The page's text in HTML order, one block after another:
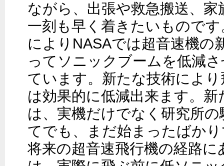
ながら、出張や救急搬送、
一刻も早く着きたいもので
によりNASAでは超音速機の
ってソニックブームを低減
ています。新たな技術によ
は効果的に低減出来ます。
は、実機だけでなく研究所
てでも、まだ始まったばか
将来の超音速飛行機の経路に